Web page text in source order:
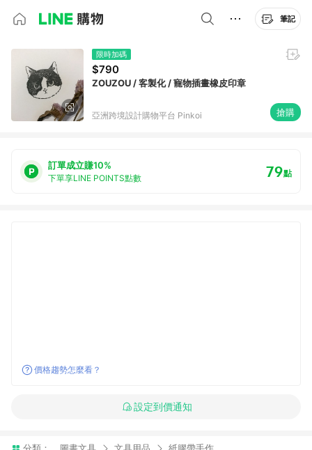
筆記
限時加碼
$790
ZOUZOU / 客製化 / 寵物插畫橡皮印章
亞洲跨境設計購物平台 Pinkoi 搶購
訂單成立賺10%
下單享LINE POINTS點數 79點
價格趨勢怎麼看？
設定到價通知